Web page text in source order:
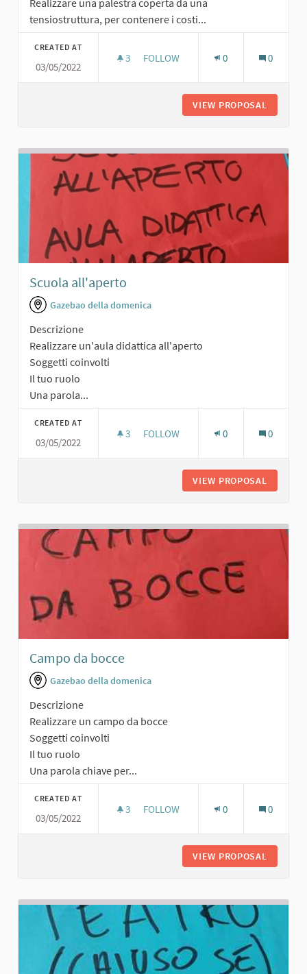
Realizzare una palestra coperta da una
tensiostruttura, per contenere i costi...
CREATED AT
03/05/2022
3 3 FOLLOWERS
FOLLOW 0 0
VIEW PROPOSAL
Scuola all'aperto
Gazebao della domenica
Descrizione
Realizzare un'aula didattica all'aperto
Soggetti coinvolti
Il tuo ruolo
Una parola...
CREATED AT
03/05/2022
3 3 FOLLOWERS
FOLLOW 0 0
VIEW PROPOSAL
Campo da bocce
Gazebao della domenica
Descrizione
Realizzare un campo da bocce
Soggetti coinvolti
Il tuo ruolo
Una parola chiave per...
CREATED AT
03/05/2022
3 3 FOLLOWERS
FOLLOW 0 0
VIEW PROPOSAL